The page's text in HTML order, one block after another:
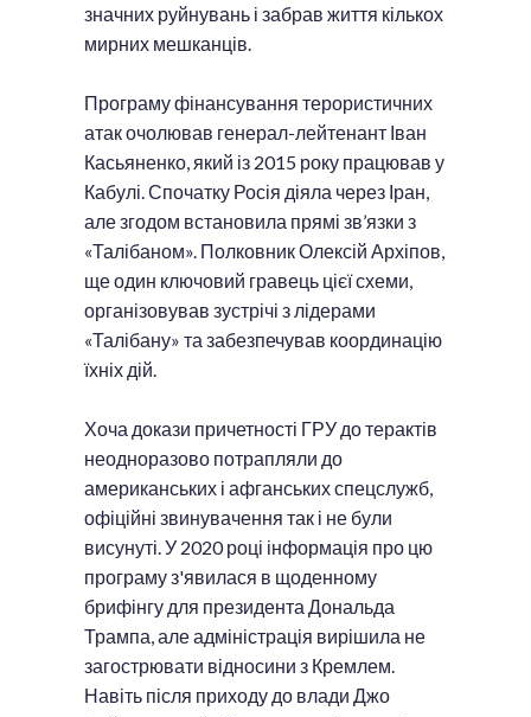
значних руйнувань і забрав життя кількох
мирних мешканців.
Програму фінансування терористичних
атак очолював генерал-лейтенант Іван
Касьяненко, який із 2015 року працював у
Кабулі. Спочатку Росія діяла через Іран,
але згодом встановила прямі зв’язки з
«Талібаном». Полковник Олексій Архіпов,
ще один ключовий гравець цієї схеми,
організовував зустрічі з лідерами
«Талібану» та забезпечував координацію
їхніх дій.
Хоча докази причетності ГРУ до терактів
неодноразово потрапляли до
американських і афганських спецслужб,
офіційні звинувачення так і не були
висунуті. У 2020 році інформація про цю
програму з'явилася в щоденному
брифінгу для президента Дональда
Трампа, але адміністрація вирішила не
загострювати відносини з Кремлем.
Навіть після приходу до влади Джо